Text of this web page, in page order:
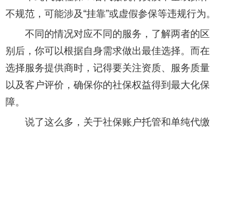
不规范，可能涉及“挂靠”或虚假参保等违规行为。
不同的情况对应不同的服务，了解两者的区
别后，你可以根据自身需求做出最佳选择。而在
选择服务提供商时，记得要关注资质、服务质量
以及客户评价，确保你的社保权益得到最大化保
障。
说了这么多，关于社保账户托管和单纯代缴